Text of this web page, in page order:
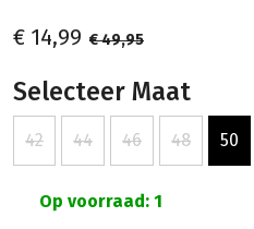
€ 14,99 € 49,95
Selecteer Maat
42 44 46 48 50
Op voorraad: 1